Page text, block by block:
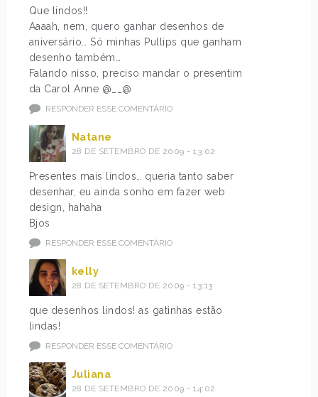
Que lindos!!
Aaaah, nem, quero ganhar desenhos de
aniversário… Só minhas Pullips que ganham
desenho também…
Falando nisso, preciso mandar o presentim
da Carol Anne @__@
RESPONDER ESSE COMENTÁRIO
Natane
28 DE SETEMBRO DE 2009 - 13:02
Presentes mais lindos… queria tanto saber
desenhar, eu ainda sonho em fazer web
design, hahaha
Bjos
RESPONDER ESSE COMENTÁRIO
kelly
28 DE SETEMBRO DE 2009 - 13:13
que desenhos lindos! as gatinhas estão
lindas!
RESPONDER ESSE COMENTÁRIO
Juliana
28 DE SETEMBRO DE 2009 - 14:02